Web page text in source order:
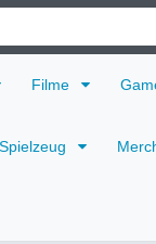
Filme
Spielzeug